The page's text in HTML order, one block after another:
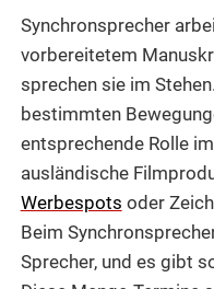
Synchronsprecher
vorbereitetem
sprechen sie im
bestimmten
entsprechende Rolle
ausländische
Werbespots oder
Beim
Sprecher, und es gibt